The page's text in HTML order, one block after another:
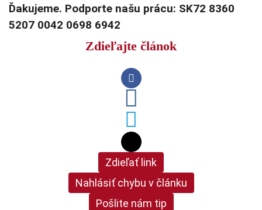
Ďakujeme. Podporte našu prácu: SK72 8360
5207 0042 0698 6942
Zdieľajte článok
Zdieľať link
Nahlásiť chybu v článku
Pošlite nám tip